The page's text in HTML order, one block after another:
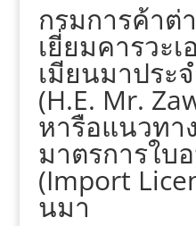
กรมการค้าต่
เยี่ยมคารวะ
เมียนมาประ
(H.E. Mr.
หารือแนวทา
มาตรการใบ
(Import
นมา